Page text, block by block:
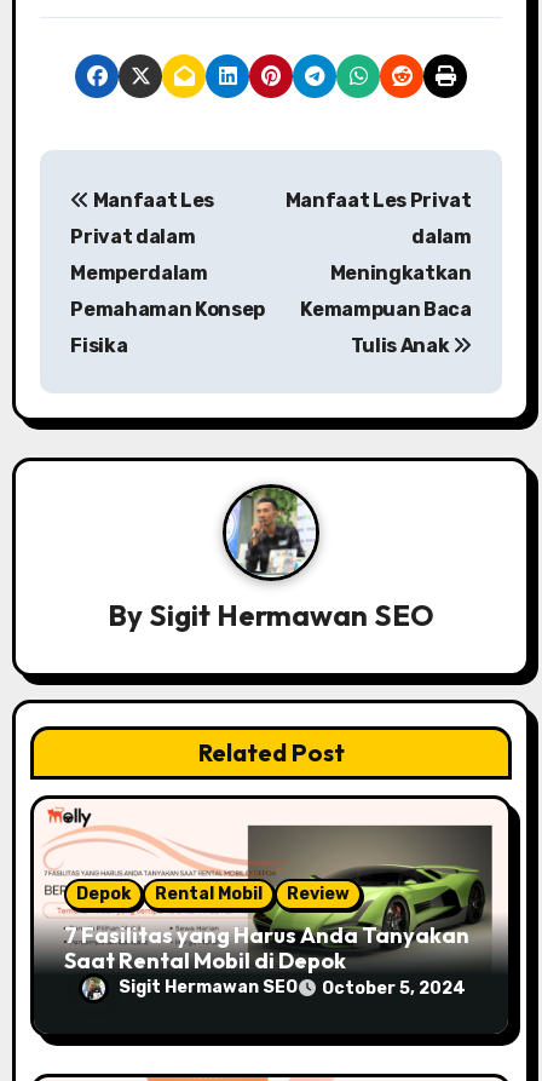
P
a
v
t
i
o
n
Manfaat Les
Privat dalam
Memperdalam
Pemahaman Konsep
Fisika
Manfaat Les Privat
dalam
Meningkatkan
Kemampuan Baca
Tulis Anak
By Sigit Hermawan SEO
Related Post
Depok Rental Mobil Review
7 Fasilitas yang Harus Anda Tanyakan
Saat Rental Mobil di Depok
Sigit Hermawan SEO October 5, 2024